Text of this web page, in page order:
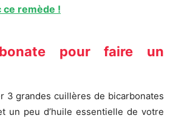
ce remède !
pour faire un
3 grandes cuillères de bicarbonates
un peu d’huile essentielle de votre